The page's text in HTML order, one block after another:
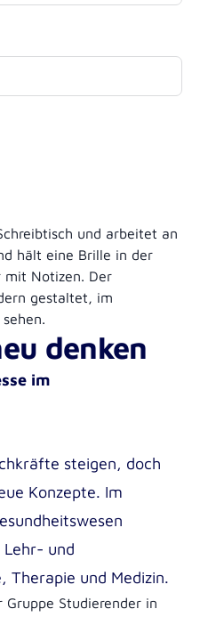
denken
im
steigen, doch
Konzepte. Im
Lehr- und
Therapie und Medizin.